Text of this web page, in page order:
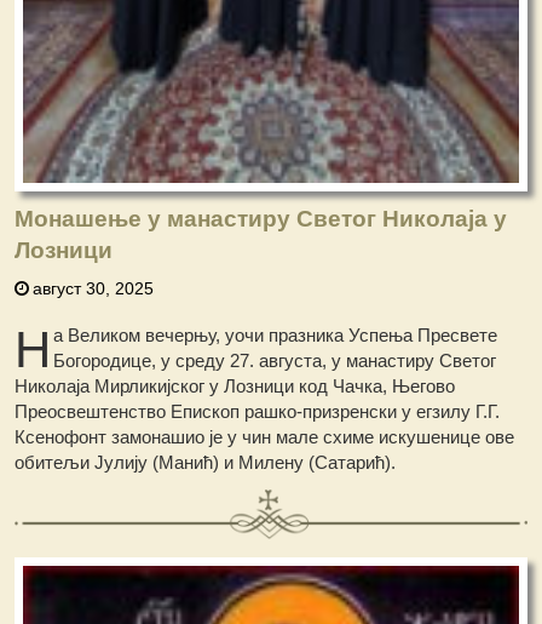
Монашење у манастиру Светог Николаја у
Лозници
август 30, 2025
Н а Великом вечерњу, уочи празника Успења Пресвете
Богородице, у среду 27. августа, у манастиру Светог
Николаја Мирликијског у Лозници код Чачка, Његово
Преосвештенство Епископ рашко-призренски у егзилу Г.Г.
Ксенофонт замонашио је у чин мале схиме искушенице ове
обитељи Јулију (Манић) и Милену (Сатарић).